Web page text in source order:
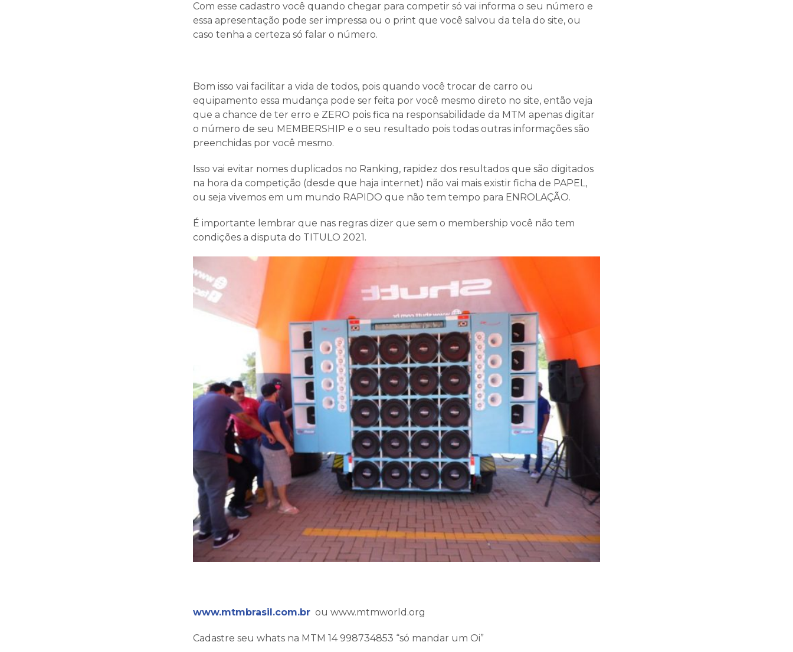
Com esse cadastro você quando chegar para competir só vai informa o seu número e
essa apresentação pode ser impressa ou o print que você salvou da tela do site, ou
caso tenha a certeza só falar o número.
Bom isso vai facilitar a vida de todos, pois quando você trocar de carro ou
equipamento essa mudança pode ser feita por você mesmo direto no site, então veja
que a chance de ter erro e ZERO pois fica na responsabilidade da MTM apenas digitar
o número de seu MEMBERSHIP e o seu resultado pois todas outras informações são
preenchidas por você mesmo.
Isso vai evitar nomes duplicados no Ranking, rapidez dos resultados que são digitados
na hora da competição (desde que haja internet) não vai mais existir ficha de PAPEL,
ou seja vivemos em um mundo RAPIDO que não tem tempo para ENROLAÇÃO.
É importante lembrar que nas regras dizer que sem o membership você não tem
condições a disputa do TITULO 2021.
www.mtmbrasil.com.br ou www.mtmworld.org
Cadastre seu whats na MTM 14 998734853 “só mandar um Oi”